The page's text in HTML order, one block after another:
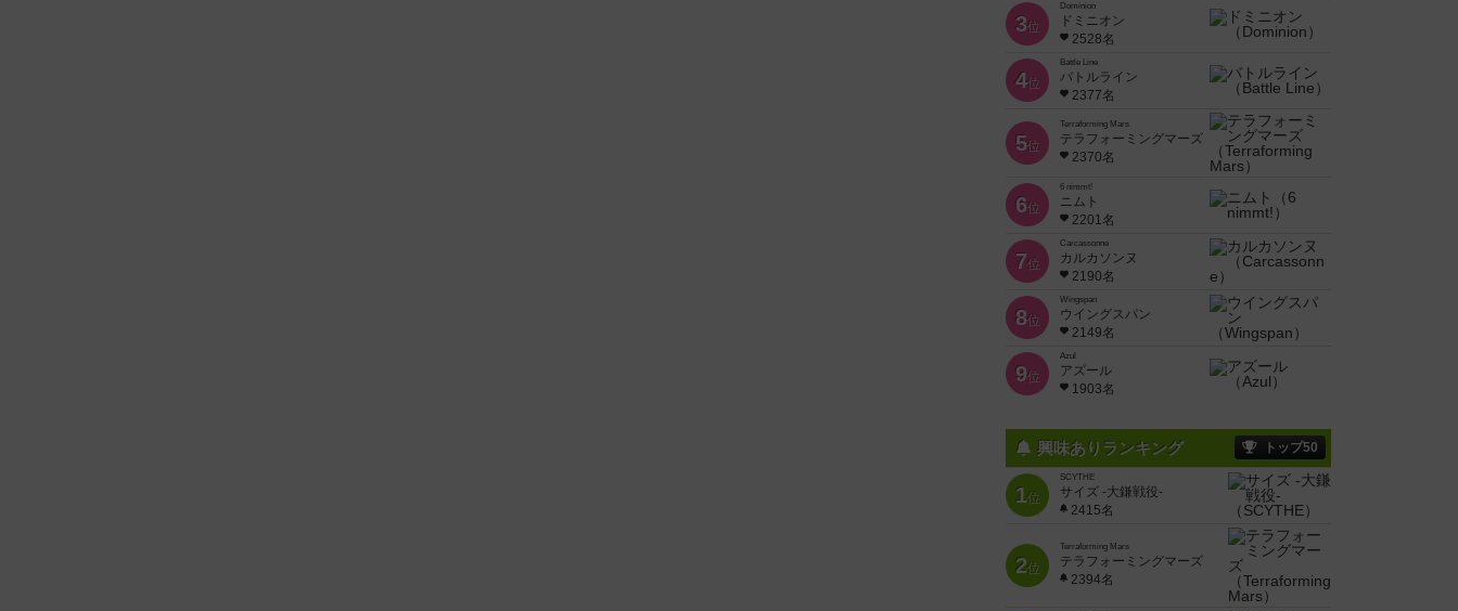
3位
Dominion
ドミニオン
2528名
4位
Battle Line
バトルライン
2377名
5位
Terraforming Mars
テラフォーミングマーズ
2370名
6位
6 nimmt!
ニムト
2201名
7位
Carcassonne
カルカソンヌ
2190名
8位
Wingspan
ウイングスパン
2149名
9位
Azul
アズール
1903名
興味ありランキング トップ50
1位
SCYTHE
サイズ -大鎌戦役-
2415名
2位
Terraforming Mars
テラフォーミングマーズ
2394名